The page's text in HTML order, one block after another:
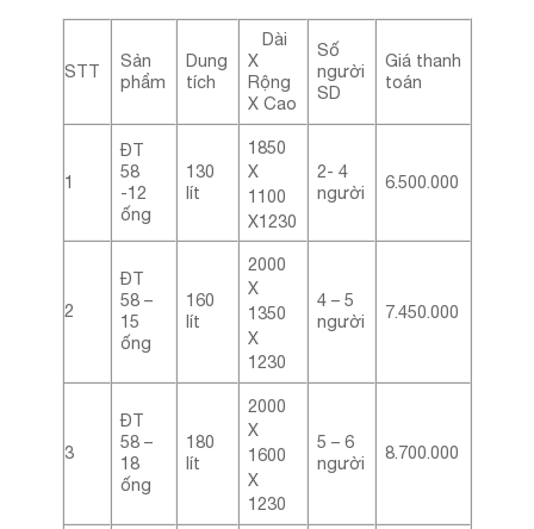
STT
Sản
phẩm
Dung
tích
Dài
X
Rộng
X Cao
Số
người
SD
Giá thanh
toán
1
ĐT
58
-12
ống
130
lít
1850
X
1100
X1230
2- 4
người
6.500.000
2
ĐT
58 –
15
ống
160
lít
2000
X
1350
X
1230
4 – 5
người
7.450.000
3
ĐT
58 –
18
ống
180
lít
2000
X
1600
X
1230
5 – 6
người
8.700.000